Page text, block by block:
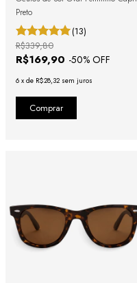
Preto
(13)
R$169,90 -50% OFF
R$339,80
6 x de R$28,32 sem juros